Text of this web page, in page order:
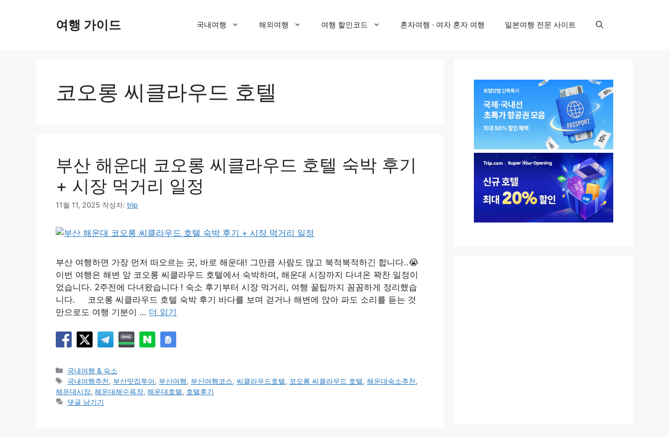
여행 가이드 국내여행 해외여행 여행 할인코드 혼자여행 · 여자 혼자 여행 일본여행 전문 사이트
코오롱 씨클라우드 호텔
부산 해운대 코오롱 씨클라우드 호텔 숙박 후기
+ 시장 먹거리 일정
11월 11, 2025 작성자: trip
부산 여행하면 가장 먼저 떠오르는 곳, 바로 해운대! 그만큼 사람도 많고 북적북적하긴 합니다..😭
이번 여행은 해변 앞 코오롱 씨클라우드 호텔에서 숙박하며, 해운대 시장까지 다녀온 꽉찬 일정이
었습니다. 2주전에 다녀왔습니다 ! 숙소 후기부터 시장 먹거리, 여행 꿀팁까지 꼼꼼하게 정리했습
니다. 코오롱 씨클라우드 호텔 숙박 후기 바다를 보며 걷거나 해변에 앉아 파도 소리를 듣는 것
만으로도 여행 기분이 … 더 읽기
카
테
고
리
국내여행 & 숙소
태
그
국내여행추천, 부산맛집투어, 부산여행, 부산여행코스,씨클라우드호텔, 코오롱 씨클라우드 호텔,해운대숙소추천,
해운대시장, 해운대해수욕장, 해운대호텔, 호텔후기
댓글 남기기